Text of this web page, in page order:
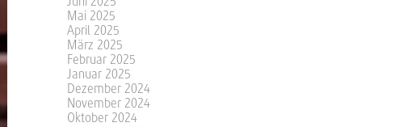
Mai 2025
April 2025
März 2025
Februar 2025
Januar 2025
Dezember 2024
November 2024
Oktober 2024